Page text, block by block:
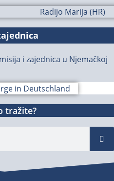
i zajednica u Njemačkoj
tražite?